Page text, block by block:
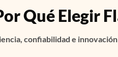
Qué Elegir
confiabilidad e